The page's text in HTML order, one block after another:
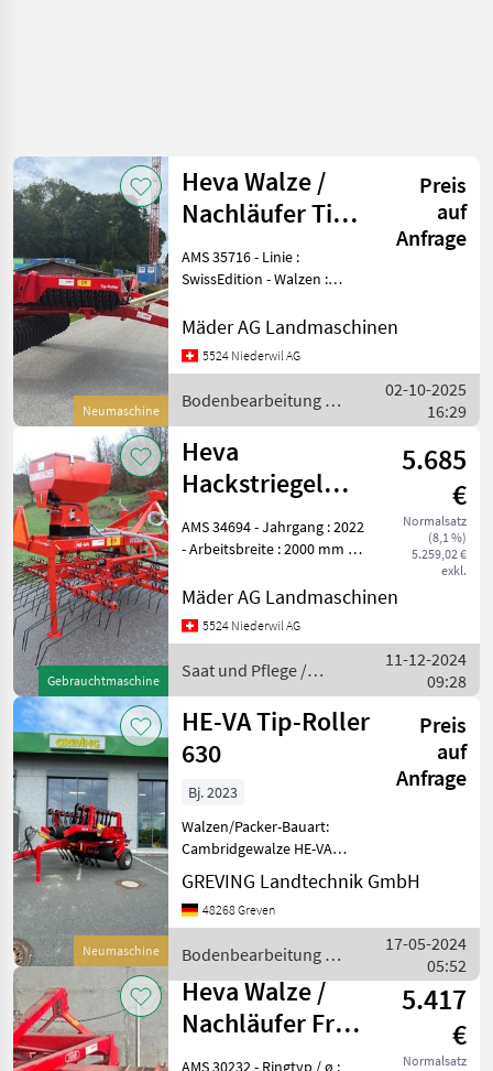
Neumaschine
Heva Walze /
Nachläufer Tip-
Roller 6300 Cam
510
Preis
auf
Anfrage
AMS 35716 - Linie :
SwissEdition - Walzen :
Arbeitsbreite : 6.30 m -
Anhängung : feste Zugöse
Mäder AG Landmaschinen
5524 Niederwil AG
Bodenbearbeitung /
Heva
02-10-2025
16:29
Gebrauchtmaschine
Heva
Hackstriegel
Weeder mit
Krummenacher
5.685
€
Normalsatz
(8,1 %)
5.259,02 €
exkl.
AMS 34694 - Jahrgang : 2022
- Arbeitsbreite : 2000 mm -
: Grasnachsaat, Getreide,
Mäder AG Landmaschinen
5524 Niederwil AG
Saat und Pflege /
Heva
11-12-2024
09:28
Neumaschine
HE-VA Tip-Roller
630
Preis
auf
Anfrage
Bj. 2023
Walzen/Packer-Bauart:
Cambridgewalze HE-VA
Cambridgewalze Tip-Roller
630 ohne Bremse, Spring-
Board mit 150mm
Gutachten 30km/h, LED-
Beleuchtu
GREVING Landtechnik GmbH
48268 Greven
Bodenbearbeitung /
Heva
17-05-2024
05:52
Heva Walze /
Nachläufer Front
Roller 3000
5.417
€
Normalsatz
AMS 30232 - Ringtyp / ø :